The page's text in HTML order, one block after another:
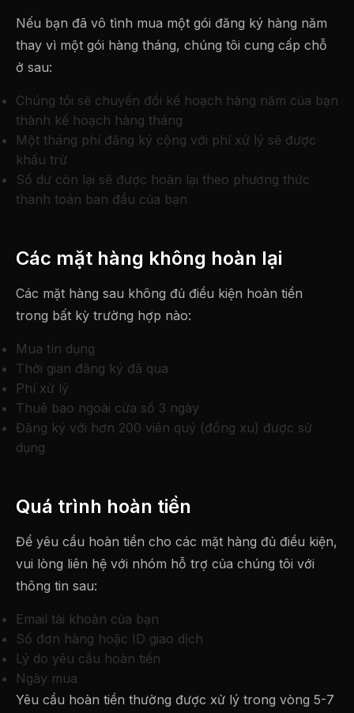
Nếu bạn đã vô tình mua một gói đăng ký hàng năm
thay vì một gói hàng tháng, chúng tôi cung cấp chỗ
ở sau:
Chúng tôi sẽ chuyển đổi kế hoạch hàng năm của bạn
thành kế hoạch hàng tháng
Một tháng phí đăng ký cộng với phí xử lý sẽ được
khấu trừ
Số dư còn lại sẽ được hoàn lại theo phương thức
thanh toán ban đầu của bạn
Các mặt hàng không hoàn lại
Các mặt hàng sau không đủ điều kiện hoàn tiền
trong bất kỳ trường hợp nào:
Mua tín dụng
Thời gian đăng ký đã qua
Phí xử lý
Thuê bao ngoài cửa sổ 3 ngày
Đăng ký với hơn 200 viên quý (đồng xu) được sử
dụng
Quá trình hoàn tiền
Để yêu cầu hoàn tiền cho các mặt hàng đủ điều kiện,
vui lòng liên hệ với nhóm hỗ trợ của chúng tôi với
thông tin sau:
Email tài khoản của bạn
Số đơn hàng hoặc ID giao dịch
Lý do yêu cầu hoàn tiền
Ngày mua
Yêu cầu hoàn tiền thường được xử lý trong vòng 5-7